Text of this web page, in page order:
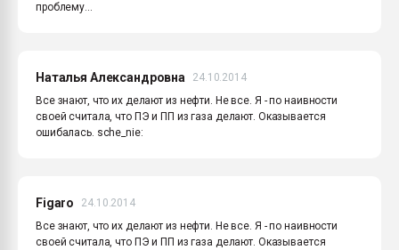
проблему...
Наталья Александровна
24.10.2014
Все знают, что их делают из нефти. Не все. Я - по наивности
своей считала, что ПЭ и ПП из газа делают. Оказывается
ошибалась. sche_nie:
Figaro
24.10.2014
Все знают, что их делают из нефти. Не все. Я - по наивности
своей считала, что ПЭ и ПП из газа делают. Оказывается